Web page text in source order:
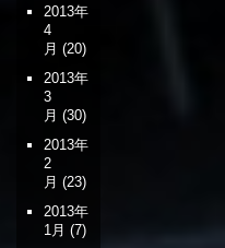
2013年
4
月 (20)
2013年
3
月 (30)
2013年
2
月 (23)
2013年
1月 (7)